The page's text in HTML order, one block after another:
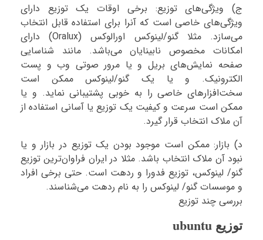
ج) ویژگی‌های توزیع: برخی اوقات یک توزیع دارای
ویژگی‌های خاصی است که آنرا برای استفاده قابل انتخاب
می‌سازد. مثلا گنو/لینوکس اورالوکس (Oralux) دارای
امکانات مخصوص نابینایان می‌باشد. مانند شناسایی
صفحه نمایش‌های بریل و یا مرور صوتی وب و پست
الکترونیک. و یا یک گنو/لینوکس ممکن است
سخت‌افزارهای خاصی را به خوبی پشتیبانی نماید. و یا
ممکن است سرعت و کیفیت یک توزیع یا آسانی استفاده از
آن ملاک انتخاب قرار گیرد.
د) بازار: ممکن است موجود بودن یک توزیع در بازار و یا
نبود آن ملاک انتخاب باشد. مثلا در ایران فراوان‌ترین توزیع
گنو/ لینوکس، توزیع فدورا و ردهت است. حتی برخی افراد
و موسسات گنو/ لینوکس را به نام ردهت می‌شناسند.
بررسی چند توزیع
توزیع ubuntu